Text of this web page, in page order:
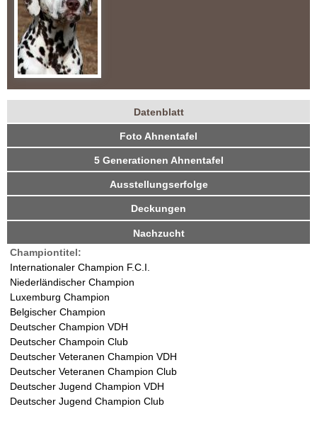
o
b
u
r
g
W
a
l
d
-
D
H
u
n
Datenblatt
(
a
k
t
i
r
R
Foto Ahnentafel
5 Generationen Ahnentafel
Ausstellungserfolge
Deckungen
Nachzucht
Championtitel:
Internationaler Champion F.C.I.
Niederländischer Champion
Luxemburg Champion
Belgischer Champion
Deutscher Champion VDH
Deutscher Champoin Club
Deutscher Veteranen Champion VDH
Deutscher Veteranen Champion Club
Deutscher Jugend Champion VDH
Deutscher Jugend Champion Club